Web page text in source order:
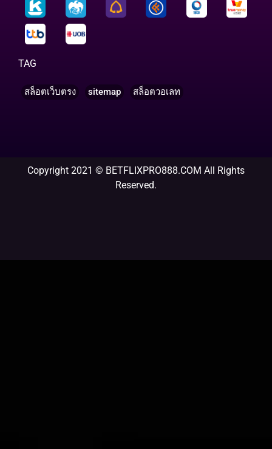
TAG
สล็อตเว็บตรง sitemap สล็อตวอเลท
Copyright 2021 © BETFLIXPRO888.COM All Rights
Reserved.